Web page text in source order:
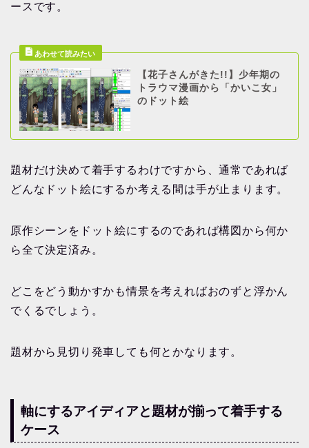
ースです。
【花子さんがきた!!】少年期の
トラウマ漫画から「かいこ女」
のドット絵
題材だけ決めて着手するわけですから、通常であれば
どんなドット絵にするか考える間は手が止まります。
原作シーンをドット絵にするのであれば構図から何か
ら全て決定済み。
どこをどう動かすかも情景を考えればおのずと浮かん
でくるでしょう。
題材から見切り発車しても何とかなります。
軸にするアイディアと題材が揃って着手する
ケース